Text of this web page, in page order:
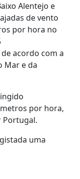
Alentejo e
de vento
por hora no
acordo com a
Mar e da
por hora,
Portugal.
uma